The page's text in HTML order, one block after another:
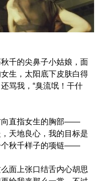
千的尖鼻子小姑娘，面
生，太阳底下皮肤白得
骂我，“臭流氓！干什
向直指女生的胸部——
天地良心，我的目标是
秋千样子的项链——
面上张口结舌内心胡思